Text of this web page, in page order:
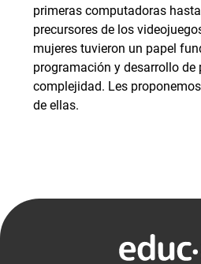
primeras computadoras
precursores de los
mujeres tuvieron un papel
programación y desarrollo de
complejidad. Les
de ellas.